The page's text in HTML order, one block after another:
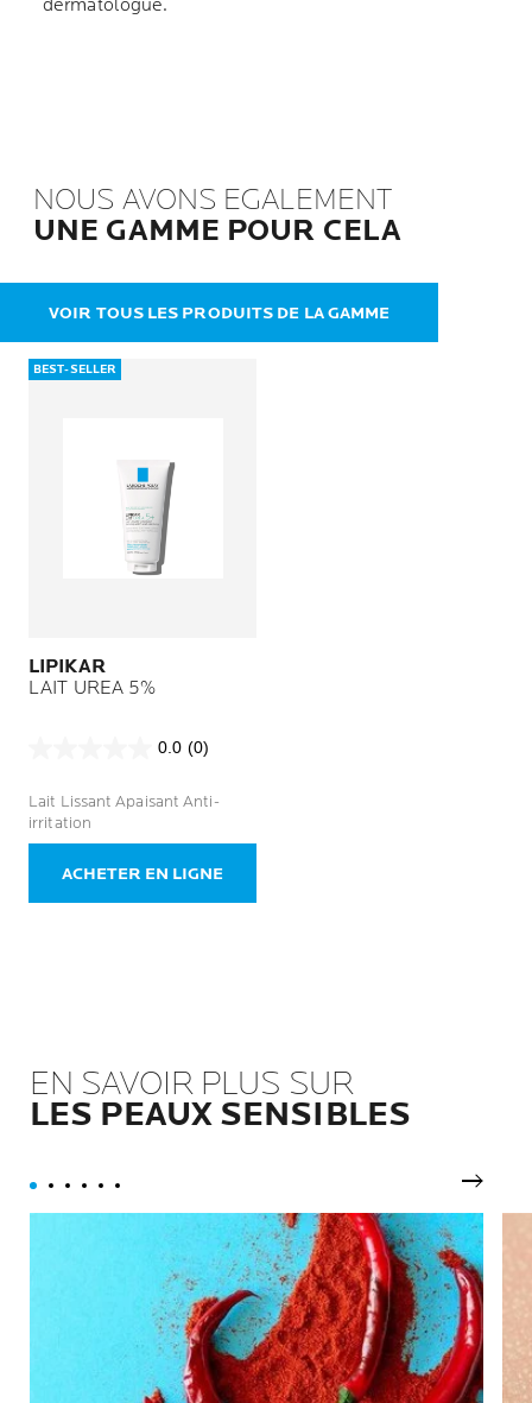
dermatologue.
NOUS AVONS EGALEMENT
UNE GAMME POUR CELA
VOIR TOUS LES PRODUITS DE LA GAMME
BEST-SELLER
LIPIKAR
LAIT UREA 5%
0.0 (0)
5
étoiles.
Lait Lissant Apaisant Anti-
irritation
ACHETER EN LIGNE
EN SAVOIR PLUS SUR
LES PEAUX SENSIBLES